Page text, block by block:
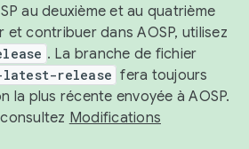
au deuxième et au quatrième
contribuer dans AOSP, utilisez
. La branche de fichier
latest-release fera toujours
la plus récente envoyée à AOSP.
Modifications